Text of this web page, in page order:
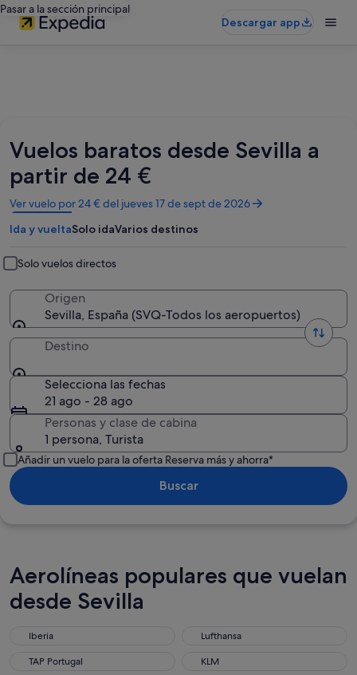
Pasar a la sección principal
Descargar app
Vuelos baratos desde Sevilla a
partir de 24 €
Ver vuelo por 24 € del jueves 17 de sept de 2026
Se
abre
en
ventana
nueva
Ida y vueltaSolo idaVarios destinos
Solo vuelos directos
Origen
Sevilla, España (SVQ-Todos los aeropuertos)
Destino
Selecciona las fechas
21 ago - 28 ago
Personas y clase de cabina
1 persona, Turista
Añadir un vuelo para la oferta Reserva más y ahorra*
Buscar
Aerolíneas populares que vuelan
desde Sevilla
Iberia
Lufthansa
TAP Portugal
KLM